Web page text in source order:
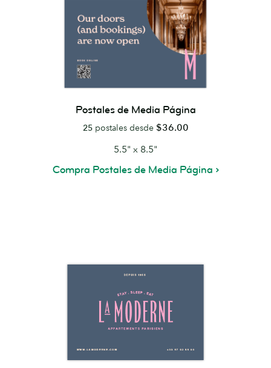
Postales de Media Página
25postales desde $36.00
5.5" x 8.5"
Compra Postales de Media Página